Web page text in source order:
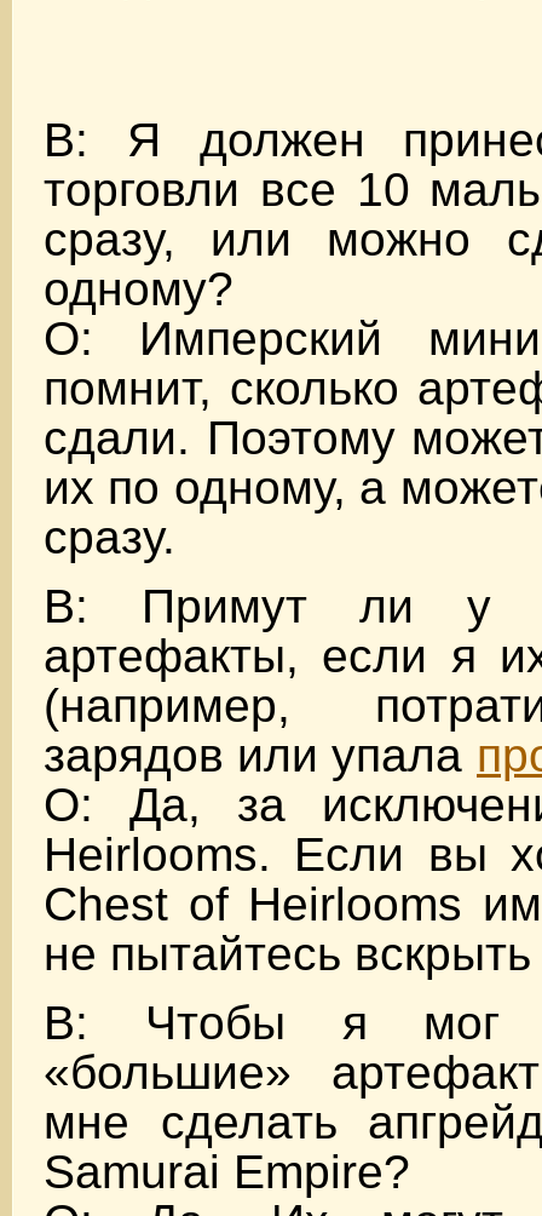
В: Я должен
торговли все 10
сразу, или можно
одному?
О: Имперский
помнит, сколько
сдали. Поэтому
их по одному, а
сразу.
В: Примут ли у
артефакты, если я
(например,
зарядов или упала
О: Да, за
Heirlooms. Если вы
Chest of Heirlooms
не пытайтесь
В: Чтобы я мог
«большие»
мне сделать
Samurai Empire?